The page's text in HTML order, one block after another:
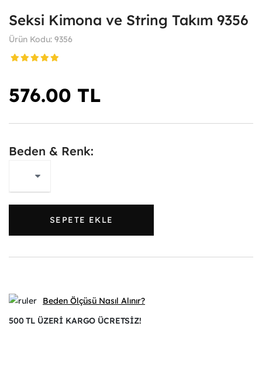
Seksi Kimona ve String Takım 9356
Ürün Kodu: 9356
576.00 TL
Beden & Renk:
SEPETE EKLE
Beden Ölçüsü Nasıl Alınır?
500 TL ÜZERİ KARGO ÜCRETSİZ!